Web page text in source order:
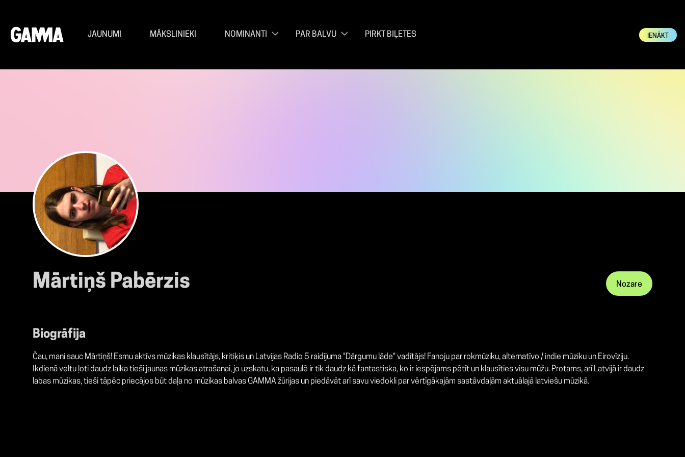
JAUNUMI MĀKSLINIEKI NOMINANTI PAR BALVU PIRKT BIĻETES IENĀKT
Mārtiņš Pabērzis Nozare
Biogrāfija
Čau, mani sauc Mārtiņš! Esmu aktīvs mūzikas klausītājs, kritiķis un Latvijas Radio 5 raidījuma "Dārgumu lāde" vadītājs! Fanoju par rokmūziku, alternatīvo / indie mūziku un Eirovīziju.
Ikdienā veltu ļoti daudz laika tieši jaunas mūzikas atrašanai, jo uzskatu, ka pasaulē ir tik daudz kā fantastiska, ko ir iespējams pētīt un klausīties visu mūžu. Protams, arī Latvijā ir daudz
labas mūzikas, tieši tāpēc priecājos būt daļa no mūzikas balvas GAMMA žūrijas un piedāvāt arī savu viedokli par vērtīgākajām sastāvdaļām aktuālajā latviešu mūzikā.